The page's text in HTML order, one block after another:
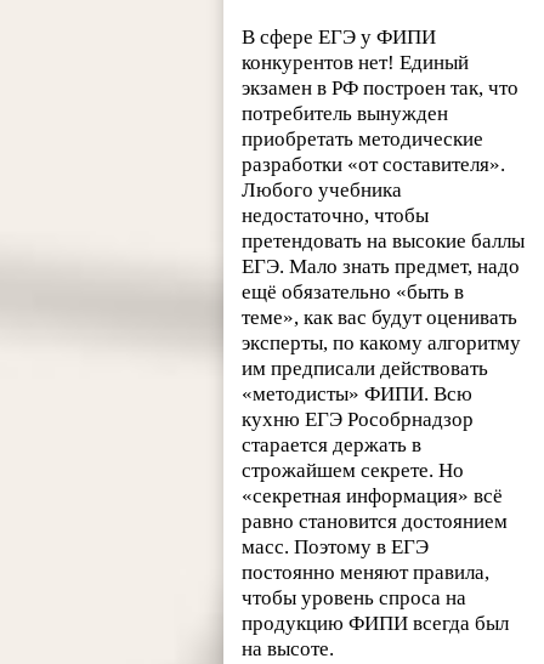
В сфере ЕГЭ у ФИПИ
конкурентов нет! Единый
экзамен в РФ построен так, что
потребитель вынужден
приобретать методические
разработки «от составителя».
Любого учебника
недостаточно, чтобы
претендовать на высокие баллы
ЕГЭ. Мало знать предмет, надо
ещё обязательно «быть в
теме», как вас будут оценивать
эксперты, по какому алгоритму
им предписали действовать
«методисты» ФИПИ. Всю
кухню ЕГЭ Рособрнадзор
старается держать в
строжайшем секрете. Но
«секретная информация» всё
равно становится достоянием
масс. Поэтому в ЕГЭ
постоянно меняют правила,
чтобы уровень спроса на
продукцию ФИПИ всегда был
на высоте.